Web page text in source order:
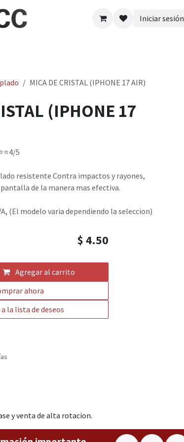
Iniciar sesión
MICA DE CRISTAL (IPHONE 17 AIR)
(IPHONE 17
5
resistente Contra impactos y rayones,
de la manera mas efectiva.
(El modelo varia dependiendo la seleccion)
Agregar al carrito
ahora
la lista de deseos
$4.50
y venta de alta rotacion.